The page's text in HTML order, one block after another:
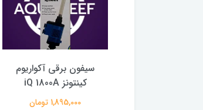
سیفون برقی آکواریوم
کینتونز iQ 1800A
1,895,000 تومان